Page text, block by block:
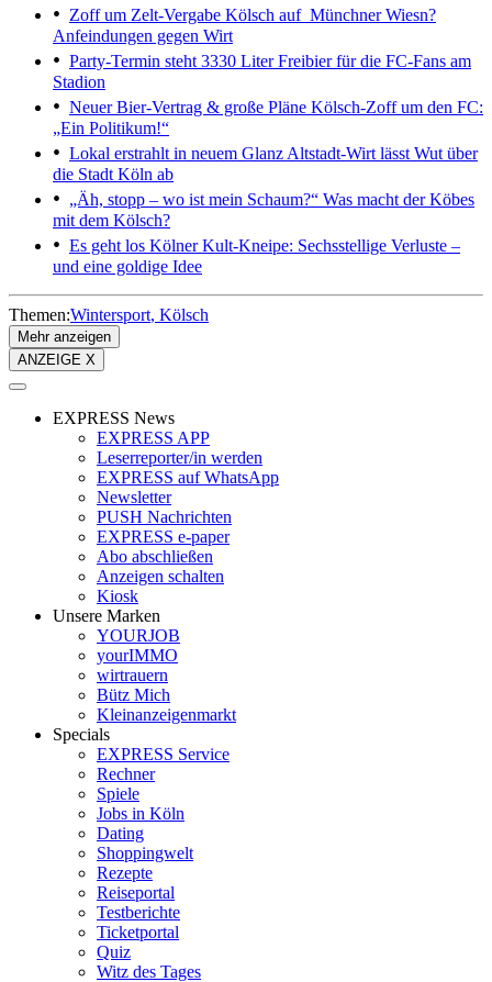
Zoff um Zelt-Vergabe Kölsch auf Münchner Wiesn?
Anfeindungen gegen Wirt
Party-Termin steht 3330 Liter Freibier für die FC-Fans am
Stadion
Neuer Bier-Vertrag & große Pläne Kölsch-Zoff um den FC:
„Ein Politikum!“
Lokal erstrahlt in neuem Glanz Altstadt-Wirt lässt Wut über
die Stadt Köln ab
„Äh, stopp – wo ist mein Schaum?“ Was macht der Köbes
mit dem Kölsch?
Es geht los Kölner Kult-Kneipe: Sechsstellige Verluste –
und eine goldige Idee
Themen:Wintersport Kölsch
Mehr anzeigen
ANZEIGE X
EXPRESS News
EXPRESS APP
Leserreporter/in werden
EXPRESS auf WhatsApp
Newsletter
PUSH Nachrichten
EXPRESS e-paper
Abo abschließen
Anzeigen schalten
Kiosk
Unsere Marken
YOURJOB
yourIMMO
wirtrauern
Bütz Mich
Kleinanzeigenmarkt
Specials
EXPRESS Service
Rechner
Spiele
Jobs in Köln
Dating
Shoppingwelt
Rezepte
Reiseportal
Testberichte
Ticketportal
Quiz
Witz des Tages